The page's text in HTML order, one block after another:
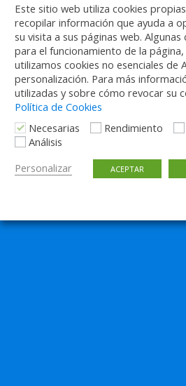
19 ENERO, 2018
Ceder el paso al autobús es
llamada a los conductores
47 RESPUESTAS
Volver arriba
Móvil
Este sitio web utiliza cookies
recopilar información que ayuda a
su visita a sus páginas web. Algunas
para el funcionamiento de la
utilizamos cookies no esenciales de
personalización. Para más
utilizadas y sobre cómo revocar su
Política de Cookies
Necesarias
Rendimiento
Análisis
Personalizar
ACEPTAR